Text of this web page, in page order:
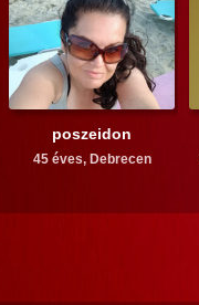
poszeidon
45 éves, Debrecen